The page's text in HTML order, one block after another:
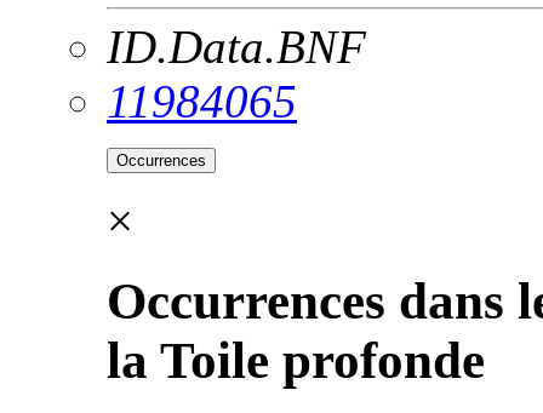
ID.Data.BNF
11984065
Occurrences
×
Occurrences dans
la Toile profonde